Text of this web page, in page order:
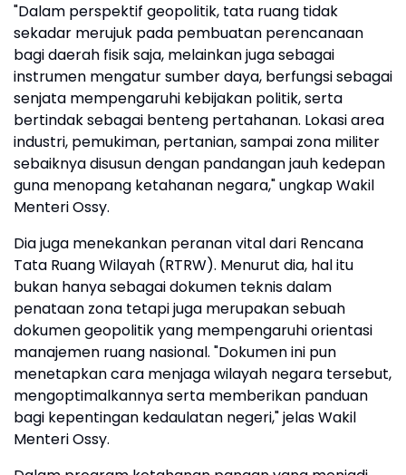
"Dalam perspektif geopolitik, tata ruang tidak
sekadar merujuk pada pembuatan perencanaan
bagi daerah fisik saja, melainkan juga sebagai
instrumen mengatur sumber daya, berfungsi sebagai
senjata mempengaruhi kebijakan politik, serta
bertindak sebagai benteng pertahanan. Lokasi area
industri, pemukiman, pertanian, sampai zona militer
sebaiknya disusun dengan pandangan jauh kedepan
guna menopang ketahanan negara," ungkap Wakil
Menteri Ossy.
Dia juga menekankan peranan vital dari Rencana
Tata Ruang Wilayah (RTRW). Menurut dia, hal itu
bukan hanya sebagai dokumen teknis dalam
penataan zona tetapi juga merupakan sebuah
dokumen geopolitik yang mempengaruhi orientasi
manajemen ruang nasional. "Dokumen ini pun
menetapkan cara menjaga wilayah negara tersebut,
mengoptimalkannya serta memberikan panduan
bagi kepentingan kedaulatan negeri," jelas Wakil
Menteri Ossy.